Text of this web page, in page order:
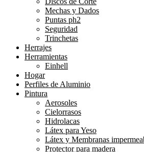
Mechas y Dados
Puntas ph2
Seguridad
Trinchetas
Herrajes
Herramientas
Einhell
Hogar
Perfiles de Aluminio
Pintura
Aerosoles
Cielorrasos
Hidrolacas
Látex para Yeso
Látex y Membranas
Protector para madera